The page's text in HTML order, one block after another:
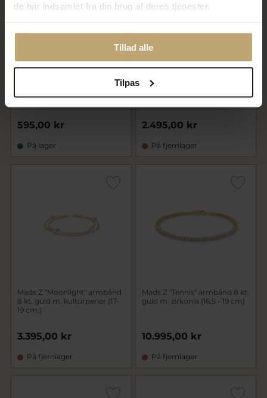
de har indsamlet fra din brug af deres tjenester.
Tillad alle
Tilpas
Mads Z. Black Sun armbånd
595,00 kr
På lager
Mads Z "Moonlight" armbånd
8 kt. guld m. kulturperler 17+2
cm.
2.495,00 kr
På fjernlager
Mads Z "Moonlight" armbånd
8 kt. guld m. kulturperler (17-
19 cm.)
3.395,00 kr
På fjernlager
Mads Z "Tennis" armbånd 8 kt.
guld m. zirkonia (16,5 - 19 cm)
10.995,00 kr
På fjernlager